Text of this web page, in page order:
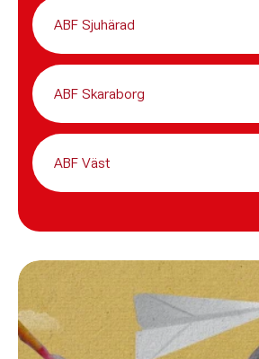
ABF Sjuhärad
ABF Skaraborg
ABF Väst